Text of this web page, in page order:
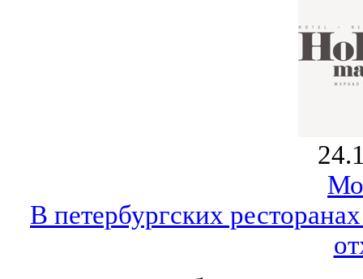
В петербургских